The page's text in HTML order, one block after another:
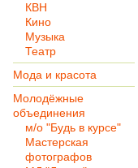
КВН
Кино
Музыка
Театр
Мода и красота
Молодёжные
объединения
м/о "Будь в курсе"
Мастерская
фотографов